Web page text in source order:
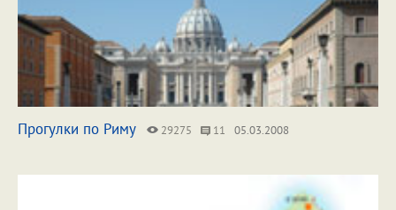
Прогулки по Риму 29275 11 05.03.2008